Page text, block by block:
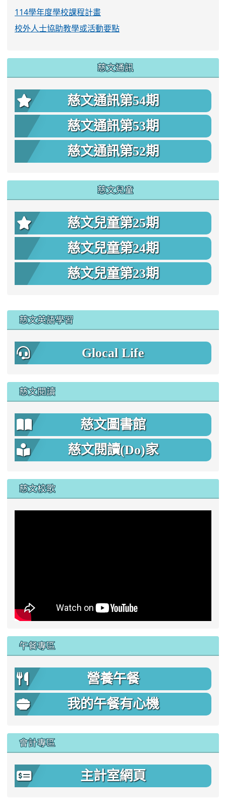
114學年度學校課程計畫
校外人士協助教學或活動要點
慈文通訊
慈文通訊第54期
慈文通訊第53期
慈文通訊第52期
慈文兒童
慈文兒童第25期
慈文兒童第24期
慈文兒童第23期
::: 慈文英語學習
Glocal Life
慈文閱讀
慈文圖書館
慈文閱讀(Do)家
慈文校歌
午餐專區
營養午餐
我的午餐有心機
會計專區
主計室網頁